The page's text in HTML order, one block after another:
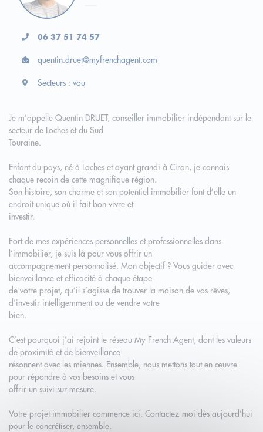
06 37 51 74 57
quentin.druet@myfrenchagent.com
Secteurs : vou
Je m’appelle Quentin DRUET, conseiller immobilier indépendant sur le
secteur de Loches et du Sud
Touraine.
Enfant du pays, né à Loches et ayant grandi à Ciran, je connais
chaque recoin de cette magnifique région.
Son histoire, son charme et son potentiel immobilier font d’elle un
endroit unique où il fait bon vivre et
investir.
Fort de mes expériences personnelles et professionnelles dans
l’immobilier, je suis là pour vous offrir un
accompagnement personnalisé. Mon objectif ? Vous guider avec
bienveillance et efficacité à chaque étape
de votre projet, qu’il s’agisse de trouver la maison de vos rêves,
d’investir intelligemment ou de vendre votre
bien.
C’est pourquoi j’ai rejoint le réseau My French Agent, dont les valeurs
de proximité et de bienveillance
résonnent avec les miennes. Ensemble, nous mettons tout en œuvre
pour répondre à vos besoins et vous
offrir un suivi sur mesure.
Votre projet immobilier commence ici. Contactez-moi dès aujourd’hui
pour le concrétiser, ensemble.